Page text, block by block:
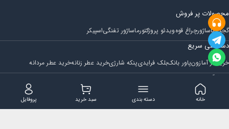
محصولات پر فروش
گجتماساژورچراغ قوهویدئو پروژکتورماساژور تفنگیاسپیکر
دسترسی سریع
خرید از آمازونپاور بانکبلک فرایدیپنکه شارژیخرید عطر زنانهخرید عطر مردانه
فروشگاه
مجله ایران بابا قوانین و مقررات سوالات متداول
تماس با ایران بابا
پروفایل سبد خرید دسته بندی خانه